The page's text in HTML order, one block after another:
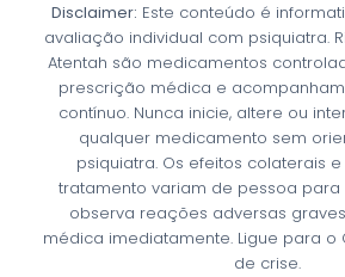
Disclaimer: Este conteúdo é
avaliação individual com psiquiatra.
Atentah são medicamentos
prescrição médica e
contínuo. Nunca inicie, altere ou
qualquer medicamento sem
psiquiatra. Os efeitos colaterais
tratamento variam de pessoa para
observa reações adversas
médica imediatamente. Ligue para o
de crise.